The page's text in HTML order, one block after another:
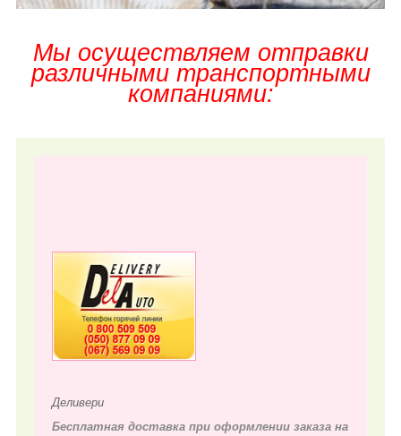
Мы осуществляем отправки
различными транспортными
компаниями:
Деливери
Бесплатная доставка при оформлении заказа на